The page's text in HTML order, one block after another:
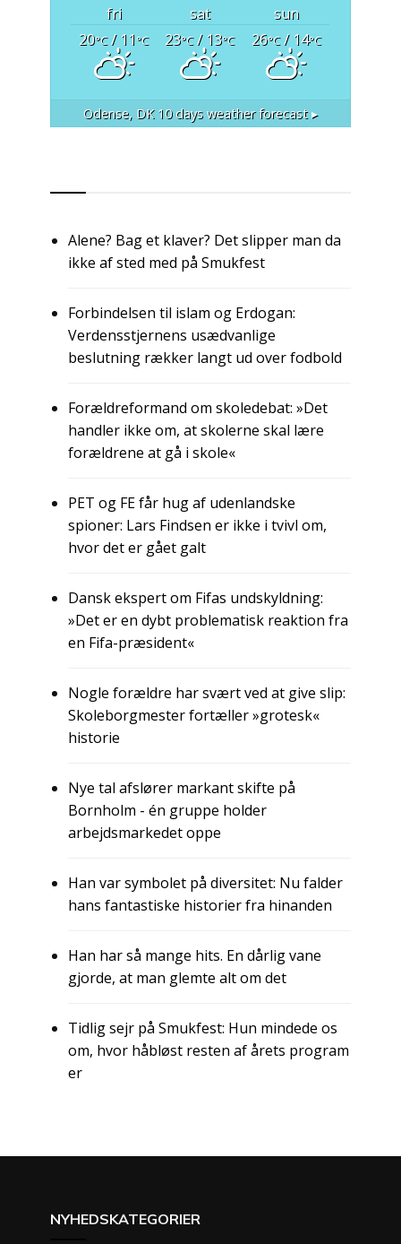
fri sat
sun
20°C/ 11°C 23°C/ 13°C 26°C/ 14°C
Odense, DK10 days weather forecast ▸
Alene? Bag et klaver? Det slipper man da
ikke af sted med på Smukfest
Forbindelsen til islam og Erdogan:
Verdensstjernens usædvanlige
beslutning rækker langt ud over fodbold
Forældreformand om skoledebat: »Det
handler ikke om, at skolerne skal lære
forældrene at gå i skole«
PET og FE får hug af udenlandske
spioner: Lars Findsen er ikke i tvivl om,
hvor det er gået galt
Dansk ekspert om Fifas undskyldning:
»Det er en dybt problematisk reaktion fra
en Fifa-præsident«
Nogle forældre har svært ved at give slip:
Skoleborgmester fortæller »grotesk«
historie
Nye tal afslører markant skifte på
Bornholm - én gruppe holder
arbejdsmarkedet oppe
Han var symbolet på diversitet: Nu falder
hans fantastiske historier fra hinanden
Han har så mange hits. En dårlig vane
gjorde, at man glemte alt om det
Tidlig sejr på Smukfest: Hun mindede os
om, hvor håbløst resten af årets program
er
NYHEDSKATEGORIER